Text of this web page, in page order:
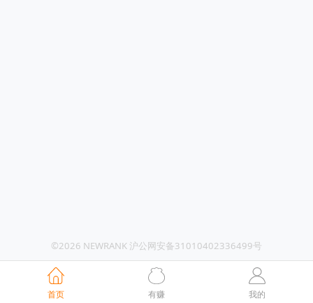
©2026 NEWRANK 沪公网安备31010402336499号
首页 有赚 我的